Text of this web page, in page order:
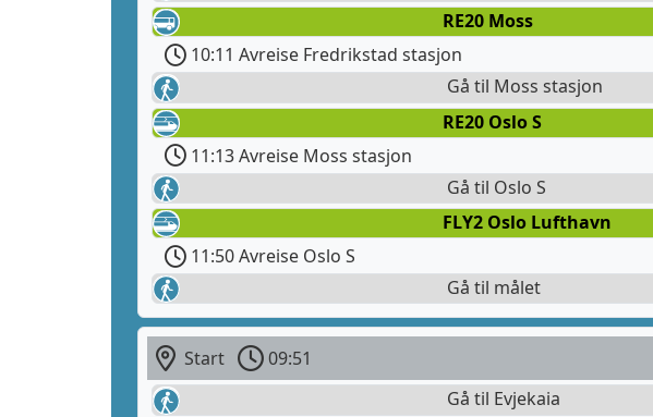
RE20 Moss
10:11 Avreise Fredrikstad stasjon
Gå til Moss stasjon
RE20 Oslo S
11:13 Avreise Moss stasjon
Gå til Oslo S
FLY2 Oslo Lufthavn
11:50 Avreise Oslo S
Gå til målet
Start 09:51
Gå til Evjekaia